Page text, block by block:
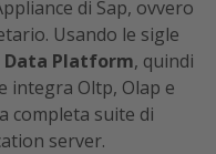
di Sap, ovvero
Usando le sigle
Data Platform, quindi
integra Oltp, Olap e
completa suite di
server.